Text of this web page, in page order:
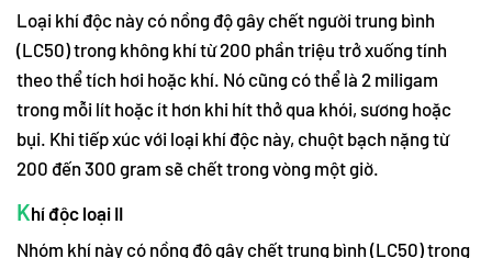
Loại khí độc này có nồng độ gây chết người trung bình
(LC50) trong không khí từ 200 phần triệu trở xuống tính
theo thể tích hơi hoặc khí. Nó cũng có thể là 2 miligam
trong mỗi lít hoặc ít hơn khi hít thở qua khói, sương hoặc
bụi. Khi tiếp xúc với loại khí độc này, chuột bạch nặng từ
200 đến 300 gram sẽ chết trong vòng một giờ.
Khí độc loại II
Nhóm khí này có nồng độ gây chết trung bình (LC50) trong